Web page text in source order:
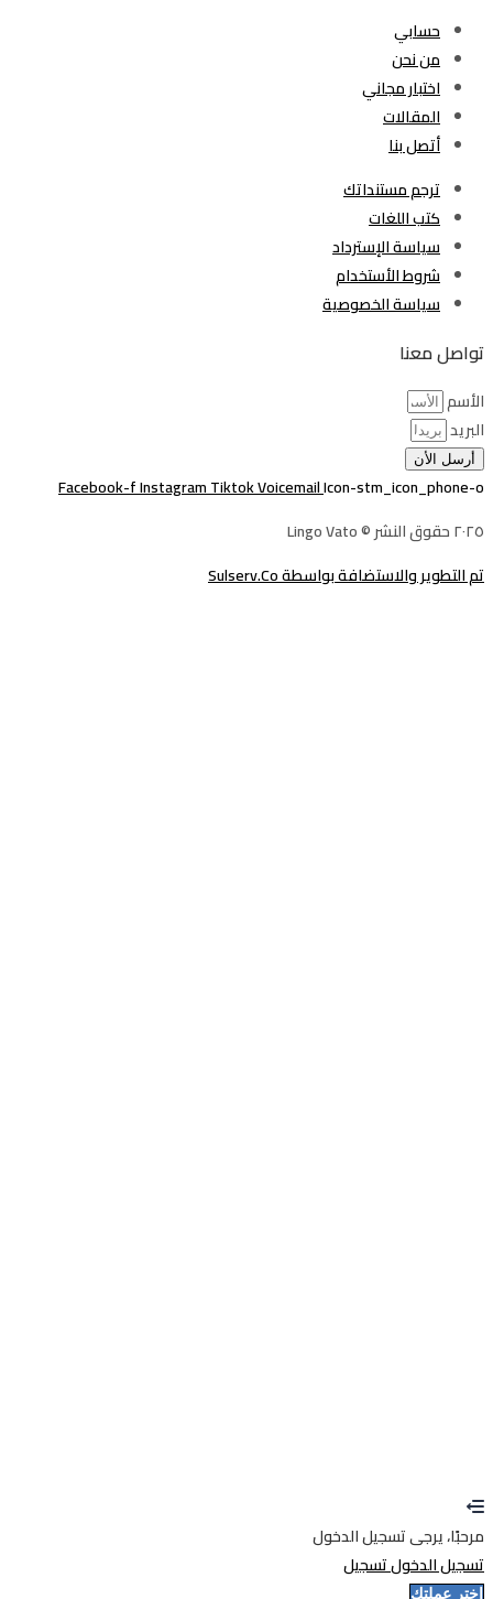
حسابي
من نحن
اختبار مجاني
المقالات
أتصل بنا
ترجم مستنداتك
كتب اللغات
سياسة الإسترداد
شروط الأستخدام
سياسة الخصوصية
تواصل معنا
الأسم
البريد
أرسل الأن
Facebook-fInstagramTiktokVoicemailIcon-stm_icon_phone-o
٢٠٢٥ حقوق النشر © Lingo Vato
تم التطوير والاستضافة بواسطة Sulserv.Co
مرحبًا، يرجى تسجيل الدخول
تسجيل الدخولتسجيل
إختر عملتك